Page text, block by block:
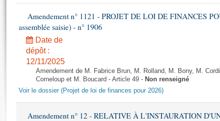
Projets de loi
Propositions de loi
Amendements
Textes adoptés
Rapports d'information
Rapports d'enquête
Rapports sur l'application des lois
Juniors
Anciennes législatures
Liens vers les sites publics
Contacts et plan d'accès
Photos libres de droit
Amendement n° 1121 - PROJET DE LOI DE FINANCES
assemblée saisie) - n° 1906
Date de
dépôt :
12/11/2025
Amendement de M. Fabrice Brun, M. Rolland, M. Bony, M.
Corneloup et M. Boucard - Article 49 - Non renseigné
Voir le dossier (Projet de loi de finances pour 2026)
Amendement n° 12 - RELATIVE À L'INSTAURATION